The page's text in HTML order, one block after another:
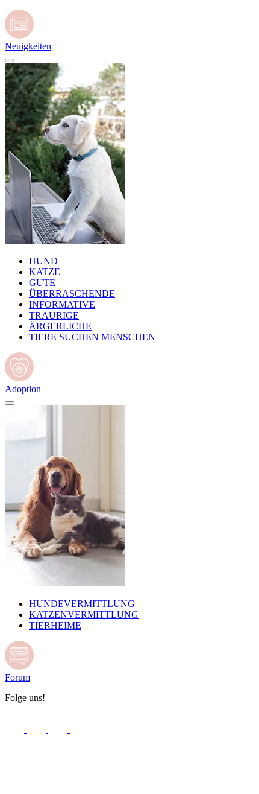
Neuigkeiten
HUND
KATZE
GUTE
ÜBERRASCHENDE
INFORMATIVE
TRAURIGE
ÄRGERLICHE
TIERE SUCHEN MENSCHEN
Adoption
HUNDEVERMITTLUNG
KATZENVERMITTLUNG
TIERHEIME
Forum
Folge uns!